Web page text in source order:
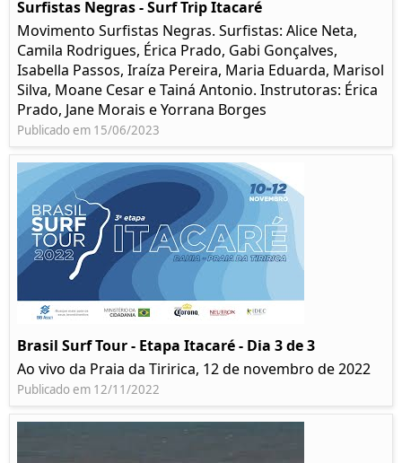
Surfistas Negras - Surf Trip Itacaré
Movimento Surfistas Negras. Surfistas: Alice Neta,
Camila Rodrigues, Érica Prado, Gabi Gonçalves,
Isabella Passos, Iraíza Pereira, Maria Eduarda, Marisol
Silva, Moane Cesar e Tainá Antonio. Instrutoras: Érica
Prado, Jane Morais e Yorrana Borges
Publicado em 15/06/2023
Brasil Surf Tour - Etapa Itacaré - Dia 3 de 3
Ao vivo da Praia da Tiririca, 12 de novembro de 2022
Publicado em 12/11/2022